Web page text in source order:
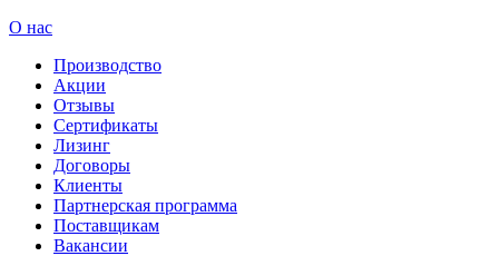
О нас
Производство
Акции
Отзывы
Сертификаты
Лизинг
Договоры
Клиенты
Партнерская программа
Поставщикам
Вакансии